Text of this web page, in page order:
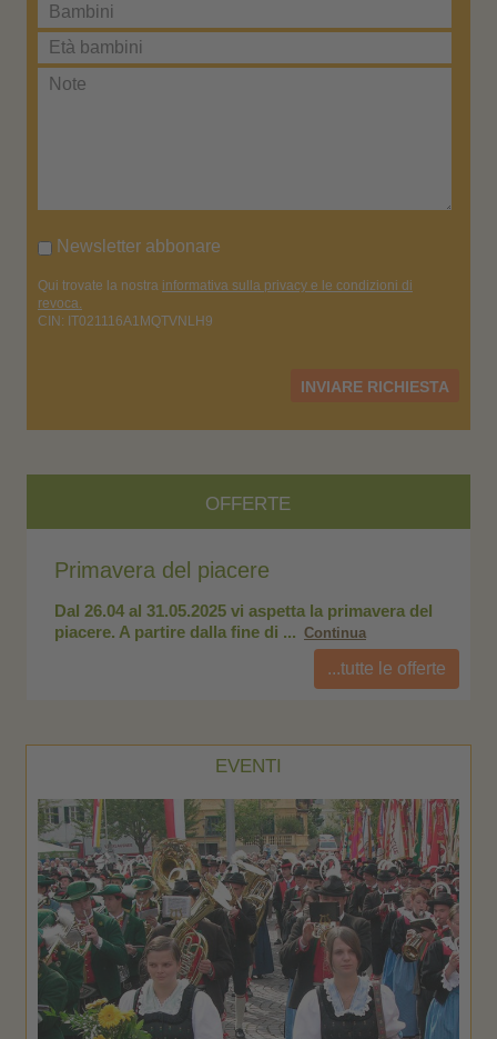
Newsletter abbonare
Qui trovate la nostra informativa sulla privacy e le condizioni di
revoca.
CIN: IT021116A1MQTVNLH9
INVIARE RICHIESTA
OFFERTE
Primavera del piacere
Dal 26.04 al 31.05.2025 vi aspetta la primavera del
piacere. A partire dalla fine di ... Continua
...tutte le offerte
EVENTI